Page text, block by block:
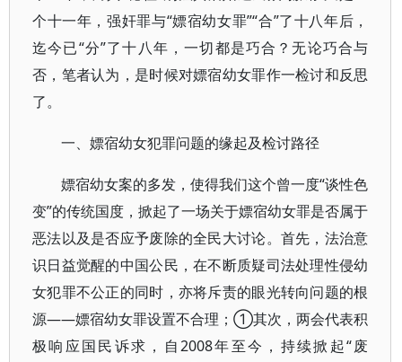
个十一年，强奸罪与“嫖宿幼女罪”“合”了十八年后，
迄今已“分”了十八年，一切都是巧合？无论巧合与
否，笔者认为，是时候对嫖宿幼女罪作一检讨和反思
了。
一、嫖宿幼女犯罪问题的缘起及检讨路径
嫖宿幼女案的多发，使得我们这个曾一度“谈性色
变”的传统国度，掀起了一场关于嫖宿幼女罪是否属于
恶法以及是否应予废除的全民大讨论。首先，法治意
识日益觉醒的中国公民，在不断质疑司法处理性侵幼
女犯罪不公正的同时，亦将斥责的眼光转向问题的根
源——嫖宿幼女罪设置不合理；①其次，两会代表积
极响应国民诉求，自2008年至今，持续掀起“废